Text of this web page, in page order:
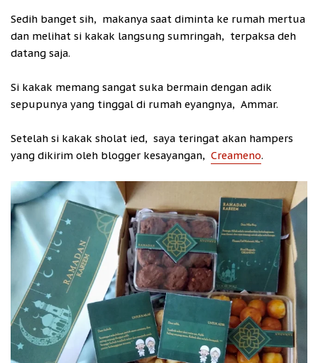
Sedih banget sih, makanya saat diminta ke rumah mertua
dan melihat si kakak langsung sumringah, terpaksa deh
datang saja.
Si kakak memang sangat suka bermain dengan adik
sepupunya yang tinggal di rumah eyangnya, Ammar.
Setelah si kakak sholat ied, saya teringat akan hampers
yang dikirim oleh blogger kesayangan, Creameno.